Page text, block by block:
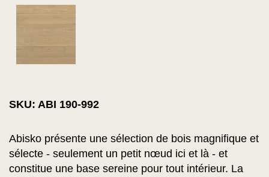
SKU: ABI 190-992
Abisko présente une sélection de bois magnifique et
sélecte - seulement un petit nœud ici et là - et
constitue une base sereine pour tout intérieur. La